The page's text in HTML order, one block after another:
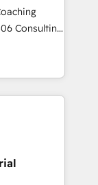
skills,
how
build your
then stay
+
Data